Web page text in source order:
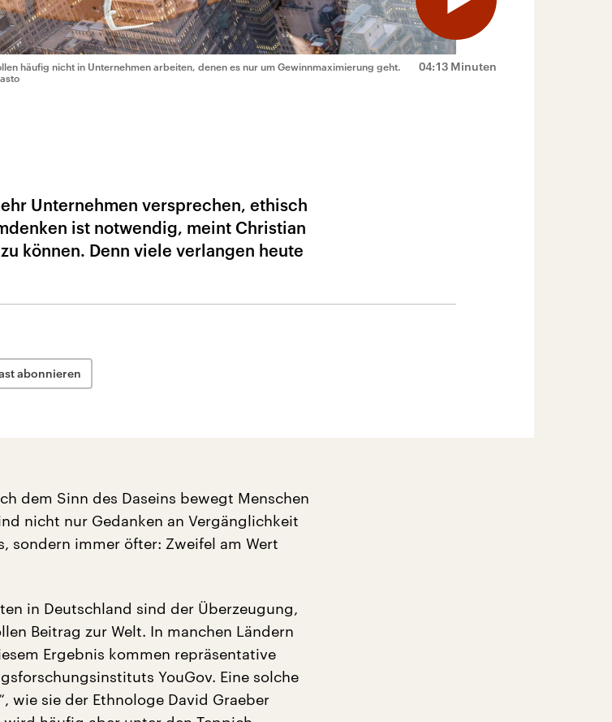
04:13 Minuten
häufig nicht in Unternehmen arbeiten, denen es nur um Gewinnmaximierung geht.
Unternehmen versprechen, ethisch
ist notwendig, meint Christian
können. Denn viele verlangen heute
abonnieren
dem Sinn des Daseins bewegt Menschen
nicht nur Gedanken an Vergänglichkeit
sondern immer öfter: Zweifel am Wert
in Deutschland sind der Überzeugung,
Beitrag zur Welt. In manchen Ländern
Ergebnis kommen repräsentative
YouGov. Eine solche
wie sie der Ethnologe David Graeber